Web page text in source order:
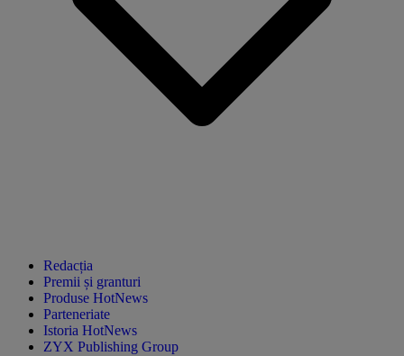
Redacția
Premii și granturi
Produse HotNews
Parteneriate
Istoria HotNews
ZYX Publishing Group